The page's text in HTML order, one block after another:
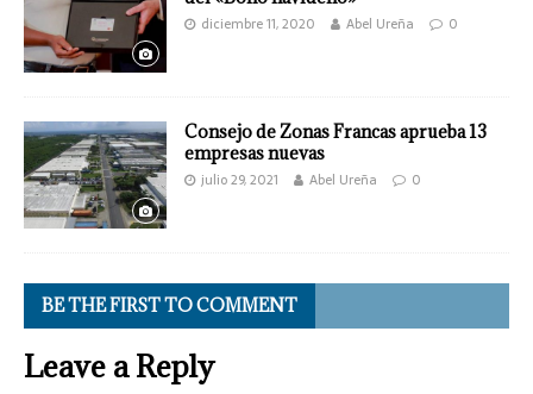
diciembre 11, 2020 Abel Ureña 0
Consejo de Zonas Francas aprueba 13
empresas nuevas
julio 29, 2021 Abel Ureña 0
BE THE FIRST TO COMMENT
Leave a Reply